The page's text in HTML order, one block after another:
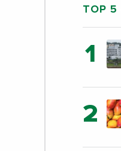
TOP 5